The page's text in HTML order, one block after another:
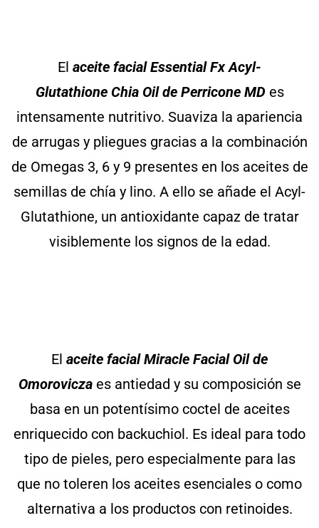
El aceite facial Essential Fx Acyl-
Glutathione Chia Oil de Perricone MD es
intensamente nutritivo. Suaviza la apariencia
de arrugas y pliegues gracias a la combinación
de Omegas 3, 6 y 9 presentes en los aceites de
semillas de chía y lino. A ello se añade el Acyl-
Glutathione, un antioxidante capaz de tratar
visiblemente los signos de la edad.
El aceite facial Miracle Facial Oil de
Omorovicza es antiedad y su composición se
basa en un potentísimo coctel de aceites
enriquecido con backuchiol. Es ideal para todo
tipo de pieles, pero especialmente para las
que no toleren los aceites esenciales o como
alternativa a los productos con retinoides.